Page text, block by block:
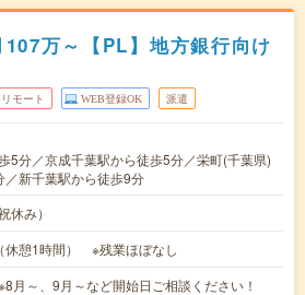
万～【PL】地方銀行向け
モート WEB登録OK 派遣
5分／京成千葉駅から徒歩5分／栄町(千葉県)
／新千葉駅から徒歩9分
休み）
休憩1時間） ※残業ほぼなし
～、9月～など開始日ご相談ください！